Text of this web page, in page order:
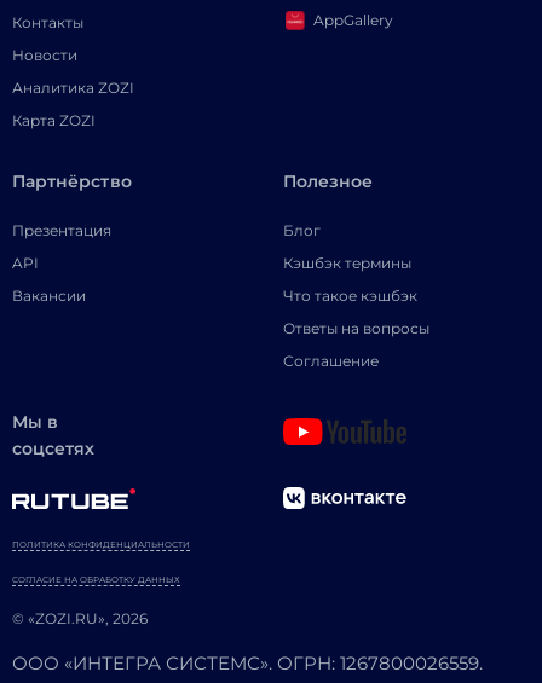
Контакты
Новости
Аналитика ZOZI
Карта ZOZI
AppGallery
Партнёрство
Презентация
API
Вакансии
Полезное
Блог
Кэшбэк термины
Что такое кэшбэк
Ответы на вопросы
Соглашение
Мы в
соцсетях
© «ZOZI.RU», 2026
ПОЛИТИКА КОНФИДЕНЦИАЛЬНОСТИ
СОГЛАСИЕ НА ОБРАБОТКУ ДАННЫХ
ООО «ИНТЕГРА СИСТЕМС». ОГРН: 1267800026559.